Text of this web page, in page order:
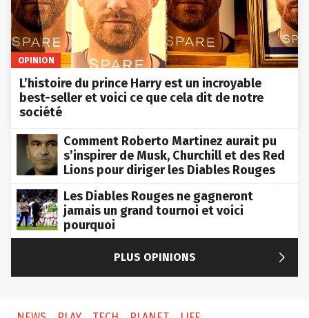
OPINION
L’histoire du prince Harry est un incroyable
best-seller et voici ce que cela dit de notre
société
Comment Roberto Martinez aurait pu
s’inspirer de Musk, Churchill et des Red
Lions pour diriger les Diables Rouges
Les Diables Rouges ne gagneront
jamais un grand tournoi et voici
pourquoi
PLUS OPINIONS 